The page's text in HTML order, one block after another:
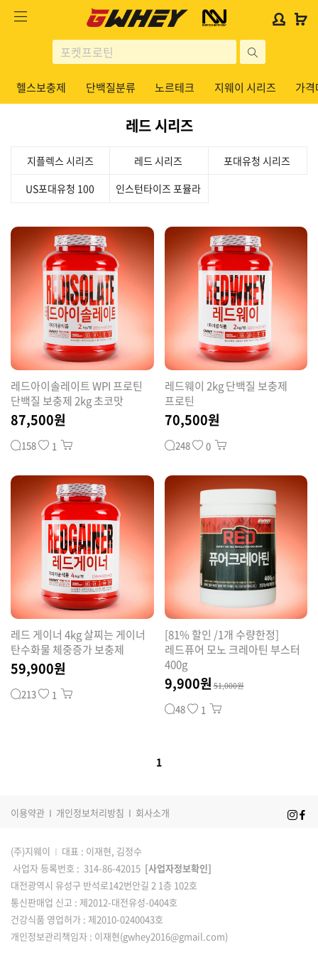
헬스보충제
단백질분류
노르테크
지웨이 시리즈
콜라겐/비타민
닭가슴살
헬스용품
커뮤니티
사
이
트
로
고
사
로
로
젯
문
로
젯
문
헬스보충제 단백질분류 노르테크 지웨이 시리즈 가
레드 시리즈
지플렉스 시리즈 레드 시리즈
포대유청 시리즈
US포대유청 100
인스턴타이즈 포뮬라
레드아이솔레이트 WPI 프로틴
단백질 보충제 2kg 초코맛
87,500원
158 1
레드웨이 2kg 단백질 보충제
프로틴
70,500원
248 0
레드 게이너 4kg 살찌는 게이너
탄수화물 체중증가 보충제
59,900원
213 1
[81% 할인 /1개 수량한정]
레드퓨어 모노 크레아틴 부스터
400g
9,900원 51,000원
48 1
1
이용약관 I 개인정보처리방침 I 회사소개
(주)지웨이 I 대표 : 이재현, 김정수
사업자 등록번호 : 314-86-42015 [사업자정보확인]
대전광역시 유성구 반석로142번안길 2 1층 102호
통신판매업 신고 : 제2012-대전유성-0404호
건강식품 영업허가 : 제2010-0240043호
개인정보관리책임자 : 이재현(gwhey2016@gmail.com)